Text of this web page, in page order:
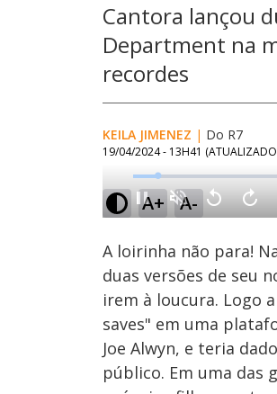
Cantora lançou
Department na
recordes
KEILA JIMENEZ | Do R7
19/04/2024 - 13H41
A+ A-
Ativar
Som
A loirinha não para!
duas versões de seu
irem à loucura. Logo
saves" em uma
Joe Alwyn, e teria
público. Em uma das